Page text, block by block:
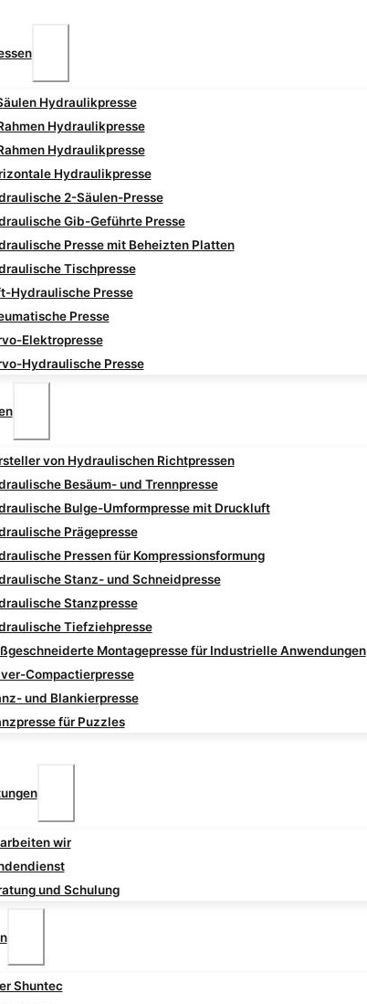
Hydraulikpresse
Hydraulikpresse
Hydraulikpresse
Hydraulikpresse
2-Säulen-Presse
Gib-Geführte Presse
Presse mit Beheizten Platten
Tischpresse
Hydraulische Presse
Presse
Elektropresse
Hydraulische Presse
von Hydraulischen Richtpressen
Besäum- und Trennpresse
Bulge-Umformpresse mit Druckluft
Prägepresse
Pressen für Kompressionsformung
Stanz- und Schneidpresse
Stanzpresse
Tiefziehpresse
Montagepresse für Industrielle Anwendungen
Compactierpresse
und Blankierpresse
für Puzzles
wir
und Schulung
Shuntec